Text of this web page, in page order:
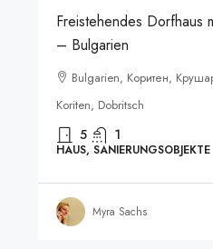
Freistehendes Dorfhaus
– Bulgarien
Bulgarien, Коритен,
Koriten, Dobritsch
5 1
HAUS, SANIERUNGSOBJEKTE
Myra Sachs